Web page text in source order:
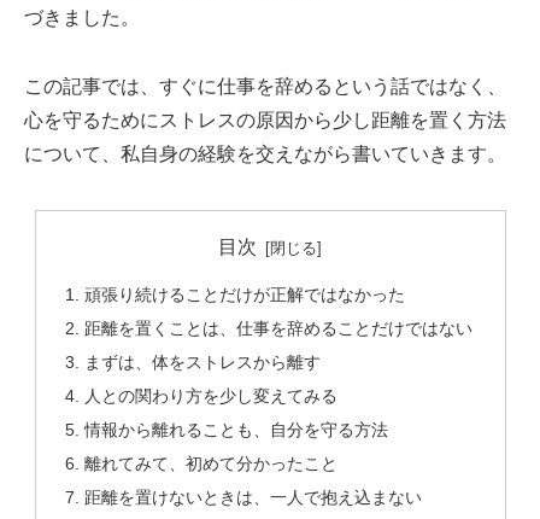
づきました。
この記事では、すぐに仕事を辞めるという話ではなく、
心を守るためにストレスの原因から少し距離を置く方法
について、私自身の経験を交えながら書いていきます。
目次
頑張り続けることだけが正解ではなかった
距離を置くことは、仕事を辞めることだけではない
まずは、体をストレスから離す
人との関わり方を少し変えてみる
情報から離れることも、自分を守る方法
離れてみて、初めて分かったこと
距離を置けないときは、一人で抱え込まない